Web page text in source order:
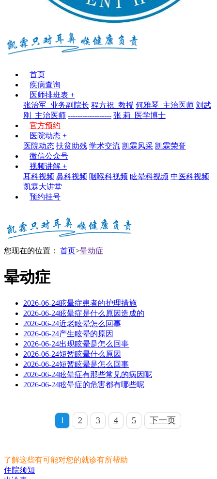
首页
疾病查询
医师排班表 +
张治军_业务副院长 程方祝_教授 何雅琴_主治医师 刘武
刚_主治医师 ------------------ 张 莉_医学博士
官方预约
医院动态 +
医院动态 扶贫助残 学术交流 凯霖风采 凯霖荣誉
微信公众号
视频讲解 +
耳科视频 鼻科视频 咽喉科视频 眩晕科视频 中医科视频
凯霖大讲堂
预约挂号
您现在的位置： 首页>晕动症
晕动症
2026-06-24眩晕症患者的护理措施
2026-06-24眩晕症是什么原因造成的
2026-06-24近老眩晕怎么回事
2026-06-24产生眩晕的原因
2026-06-24出现眩晕是怎么回事
2026-06-24短暂眩晕什么原因
2026-06-24短暂眩晕是怎么回事
2026-06-24眩晕症有那些常见的病因呢
2026-06-24眩晕症的危害都有哪些呢
1 2 3 4 5 下一页
了解这些有可能对您的就诊有所帮助
住院须知